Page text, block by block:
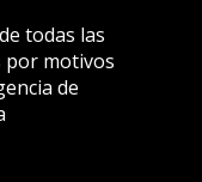
todas las
por motivos
de